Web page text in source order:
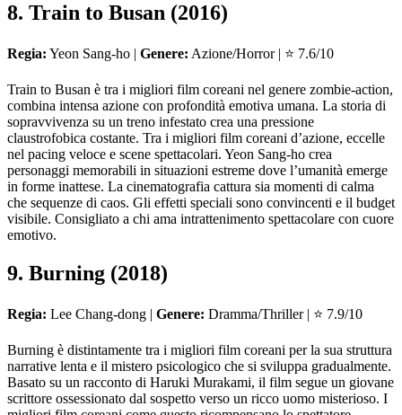
8. Train to Busan (2016)
Regia: Yeon Sang-ho | Genere: Azione/Horror | ⭐ 7.6/10
Train to Busan è tra i migliori film coreani nel genere zombie-action,
combina intensa azione con profondità emotiva umana. La storia di
sopravvivenza su un treno infestato crea una pressione
claustrofobica costante. Tra i migliori film coreani d’azione, eccelle
nel pacing veloce e scene spettacolari. Yeon Sang-ho crea
personaggi memorabili in situazioni estreme dove l’umanità emerge
in forme inattese. La cinematografia cattura sia momenti di calma
che sequenze di caos. Gli effetti speciali sono convincenti e il budget
visibile. Consigliato a chi ama intrattenimento spettacolare con cuore
emotivo.
9. Burning (2018)
Regia: Lee Chang-dong | Genere: Dramma/Thriller | ⭐ 7.9/10
Burning è distintamente tra i migliori film coreani per la sua struttura
narrative lenta e il mistero psicologico che si sviluppa gradualmente.
Basato su un racconto di Haruki Murakami, il film segue un giovane
scrittore ossessionato dal sospetto verso un ricco uomo misterioso. I